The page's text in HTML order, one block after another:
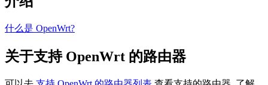
什么是 OpenWrt?
关于支持 OpenWrt 的路由器